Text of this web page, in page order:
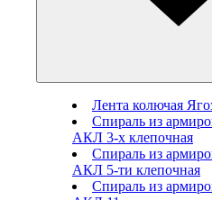
Лента колючая
Спираль из
АКЛ 3-х клепочная
Спираль из
АКЛ 5-ти клепочная
Спираль из